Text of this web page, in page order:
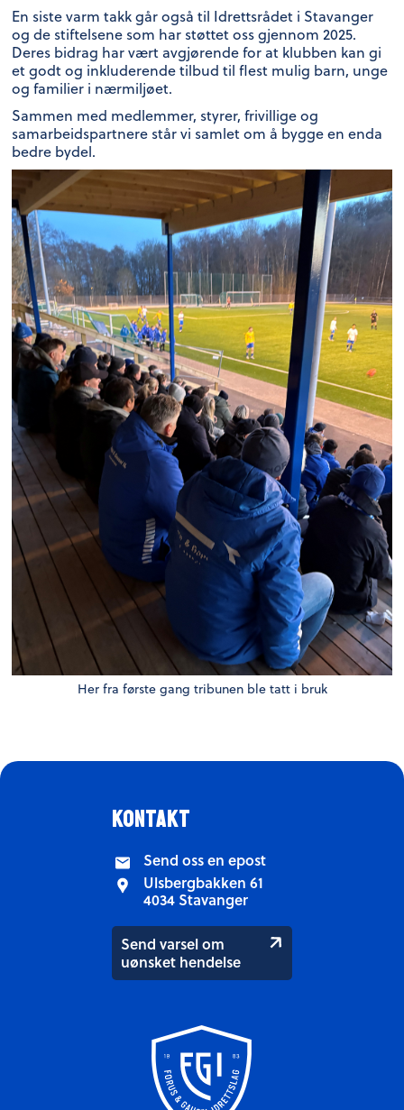
En siste varm takk går også til Idrettsrådet i Stavanger
og de stiftelsene som har støttet oss gjennom 2025.
Deres bidrag har vært avgjørende for at klubben kan gi
et godt og inkluderende tilbud til flest mulig barn, unge
og familier i nærmiljøet.
Sammen med medlemmer, styrer, frivillige og
samarbeidspartnere står vi samlet om å bygge en enda
bedre bydel.
Her fra første gang tribunen ble tatt i bruk
kontakt
Send oss en epost
Ulsbergbakken 61
4034 Stavanger
Send varsel om
uønsket hendelse